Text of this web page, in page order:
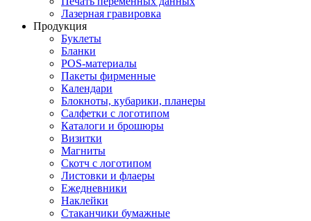
Лазерная гравировка
Продукция
Буклеты
Бланки
POS-материалы
Пакеты фирменные
Календари
Блокноты, кубарики, планеры
Салфетки с логотипом
Каталоги и брошюры
Визитки
Магниты
Скотч с логотипом
Листовки и флаеры
Ежедневники
Наклейки
Стаканчики бумажные